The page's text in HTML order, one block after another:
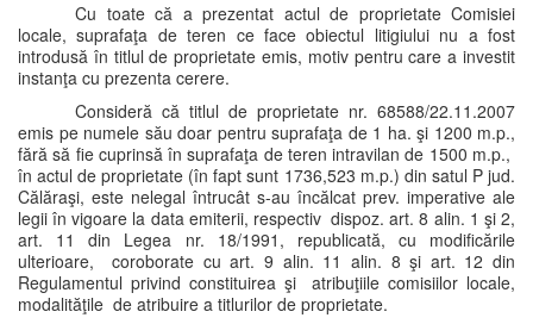
Cu toate că a prezentat actul de proprietate Comisiei
locale, suprafaţa de teren ce face obiectul litigiului nu a fost
introdusă în titlul de proprietate emis, motiv pentru care a investit
instanţa cu prezenta cerere.
Consideră că titlul de proprietate nr. 68588/22.11.2007
emis pe numele său doar pentru suprafaţa de 1 ha. şi 1200 m.p.,
fără să fie cuprinsă în suprafaţa de teren intravilan de 1500 m.p.,
în actul de proprietate (în fapt sunt 1736,523 m.p.) din satul P jud.
Călăraşi, este nelegal întrucât s-au încălcat prev. imperative ale
legii în vigoare la data emiterii, respectiv dispoz. art. 8 alin. 1 şi 2,
art. 11 din Legea nr. 18/1991, republicată, cu modificările
ulterioare, coroborate cu art. 9 alin. 11 alin. 8 şi art. 12 din
Regulamentul privind constituirea şi atribuţiile comisiilor locale,
modalităţile de atribuire a titlurilor de proprietate.